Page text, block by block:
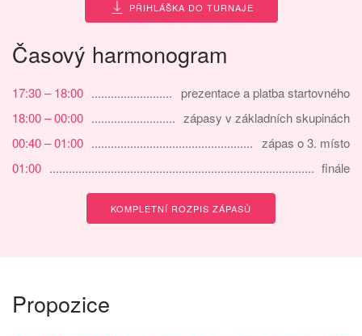
PŘIHLÁŠKA DO TURNAJE
Časový harmonogram
17:30 – 18:00
prezentace a platba startovného
18:00 – 00:00
zápasy v základních skupinách
00:40 – 01:00
zápas o 3. místo
01:00
finále
KOMPLETNÍ ROZPIS ZÁPASŮ
Propozice